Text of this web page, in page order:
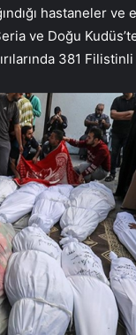
hastaneler ve
ve Doğu
381 Filistinli